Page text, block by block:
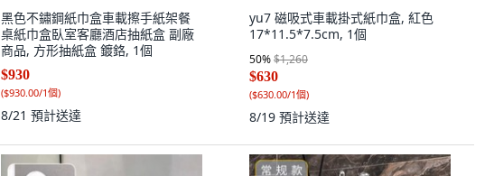
黑色不鏽鋼紙巾盒車載擦手紙架餐
桌紙巾盒臥室客廳酒店抽紙盒 副廠
商品, 方形抽紙盒 鍍鉻, 1個
$930
($930.00/1個)
8/21 預計送達
yu7 磁吸式車載掛式紙巾盒, 紅色
17*11.5*7.5cm, 1個
50%$1,260
$630
($630.00/1個)
8/19 預計送達